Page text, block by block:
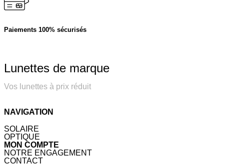
Paiements 100% sécurisés
Lunettes de marque
Vos lunettes à prix réduit
NAVIGATION
SOLAIRE
OPTIQUE
MON COMPTE
NOTRE ENGAGEMENT
CONTACT